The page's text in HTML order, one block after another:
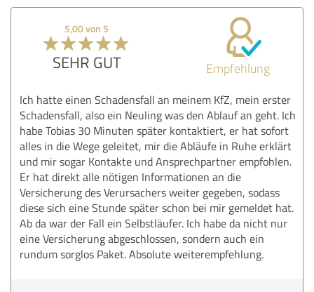
5,00 von 5
SEHR GUT Empfehlung
Ich hatte einen Schadensfall an meinem KfZ, mein erster
Schadensfall, also ein Neuling was den Ablauf an geht. Ich
habe Tobias 30 Minuten später kontaktiert, er hat sofort
alles in die Wege geleitet, mir die Abläufe in Ruhe erklärt
und mir sogar Kontakte und Ansprechpartner empfohlen.
Er hat direkt alle nötigen Informationen an die
Versicherung des Verursachers weiter gegeben, sodass
diese sich eine Stunde später schon bei mir gemeldet hat.
Ab da war der Fall ein Selbstläufer. Ich habe da nicht nur
eine Versicherung abgeschlossen, sondern auch ein
rundum sorglos Paket. Absolute weiterempfehlung.